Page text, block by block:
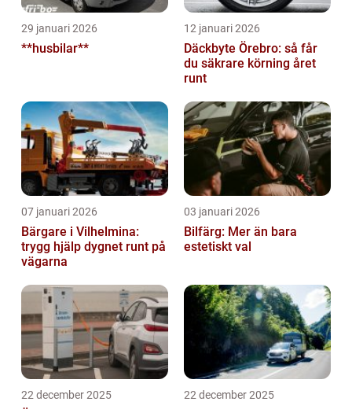
29 januari 2026
**husbilar**
12 januari 2026
Däckbyte Örebro: så får
du säkrare körning året
runt
07 januari 2026
Bärgare i Vilhelmina:
trygg hjälp dygnet runt på
vägarna
03 januari 2026
Bilfärg: Mer än bara
estetiskt val
22 december 2025 22 december 2025